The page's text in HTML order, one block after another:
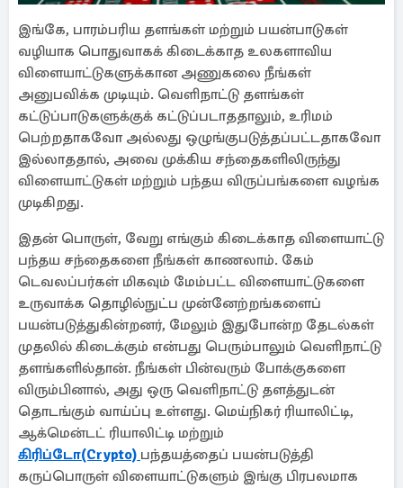
இங்கே, பாரம்பரிய தளங்கள் மற்றும் பயன்பாடுகள்
வழியாக பொதுவாகக் கிடைக்காத உலகளாவிய
விளையாட்டுகளுக்கான அணுகலை நீங்கள்
அனுபவிக்க முடியும். வெளிநாட்டு தளங்கள்
கட்டுப்பாடுகளுக்குக் கட்டுப்படாததாலும், உரிமம்
பெற்றதாகவோ அல்லது ஒழுங்குபடுத்தப்பட்டதாகவோ
இல்லாததால், அவை முக்கிய சந்தைகளிலிருந்து
விளையாட்டுகள் மற்றும் பந்தய விருப்பங்களை வழங்க
முடிகிறது.
இதன் பொருள், வேறு எங்கும் கிடைக்காத விளையாட்டு
பந்தய சந்தைகளை நீங்கள் காணலாம். கேம்
டெவலப்பர்கள் மிகவும் மேம்பட்ட விளையாட்டுகளை
உருவாக்க தொழில்நுட்ப முன்னேற்றங்களைப்
பயன்படுத்துகின்றனர், மேலும் இதுபோன்ற தேடல்கள்
முதலில் கிடைக்கும் என்பது பெரும்பாலும் வெளிநாட்டு
தளங்களில்தான். நீங்கள் பின்வரும் போக்குகளை
விரும்பினால், அது ஒரு வெளிநாட்டு தளத்துடன்
தொடங்கும் வாய்ப்பு உள்ளது. மெய்நிகர் ரியாலிட்டி,
ஆக்மென்டட் ரியாலிட்டி மற்றும்
கிரிப்டோ(Crypto) பந்தயத்தைப் பயன்படுத்தி
கருப்பொருள் விளையாட்டுகளும் இங்கு பிரபலமாக